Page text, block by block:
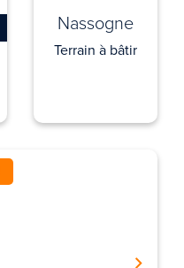
Nassogne
Terrain à bâtir